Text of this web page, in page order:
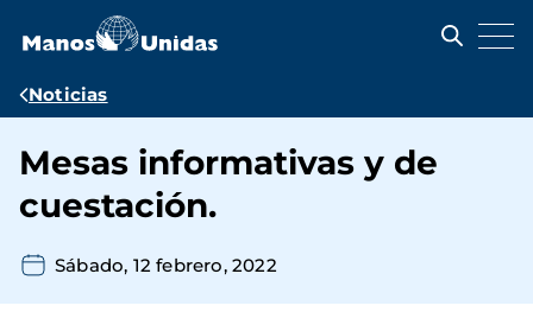
contenido
Ruta
navegación
Noticias
Mesas informativas y de
cuestación.
Sábado, 12 febrero, 2022